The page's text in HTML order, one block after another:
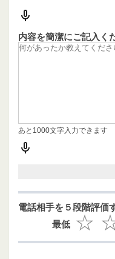
内容を簡潔にご記入く
あと1000文字入力できます
電話相手を５段階評価
最低